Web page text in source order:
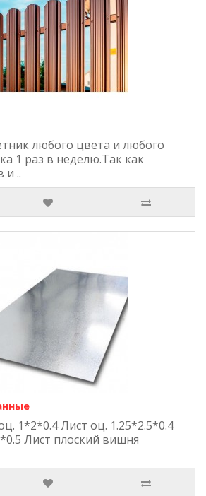
любого цвета и любого
1 раз в неделю.Так как
и ..
1*2*0.4 Лист оц. 1.25*2.5*0.4
Лист плоский вишня